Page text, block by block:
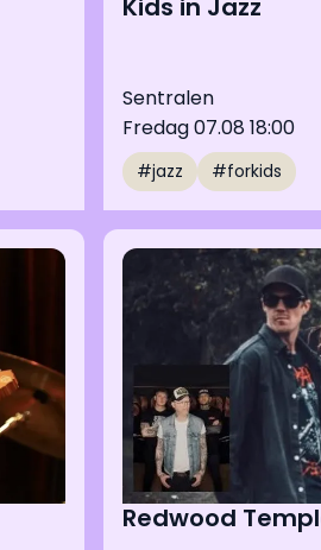
Sentralen
Fredag 07.08 18:00
#jazz #forkids
Redwood